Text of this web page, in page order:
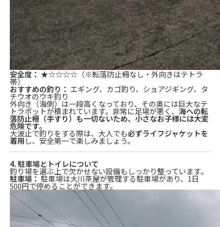
安全度： ★☆☆☆☆（※転落防止柵なし・外向きはテトラ
帯）
おすすめの釣り： エギング、カゴ釣り、ショアジギング、タ
チウオのウキ釣り
外向き（海側）は一段高くなっており、その奥には巨大なテ
トラポットが積まれています。非常に足場が悪く、 海への転
落防止柵（手すり）も一切ないため、小さなお子様には大変
危険です。
大波止で釣りをする際は、大人でも必ずライフジャケットを
着用し、安全第一で楽しみましょう。
4. 駐車場とトイレについて
釣り場を選ぶ上で欠かせない設備もしっかり整っています。
駐車場：駐車場は大川茶屋が管理する駐車場があり、1日
500円で停めることができます。